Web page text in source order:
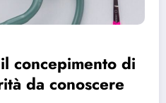
concepimento di
da conoscere